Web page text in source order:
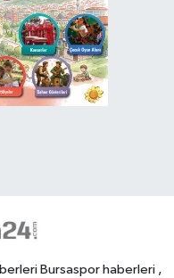
Bursaspor haberleri ,